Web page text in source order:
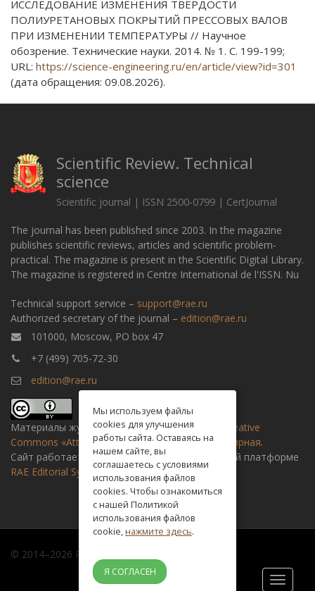
ИССЛЕДОВАНИЕ ИЗМЕНЕНИЯ ТВЕРДОСТИ
ПОЛИУРЕТАНОВЫХ ПОКРЫТИЙ ПРЕССОВЫХ ВАЛОВ
ПРИ ИЗМЕНЕНИИ ТЕМПЕРАТУРЫ // Научное
обозрение. Технические науки. 2014. № 1. С. 199-199;
URL: https://science-engineering.ru/en/article/view?id=301
(дата обращения: 09.08.2026).
Scientific Review. Technical
science
Scientific journal | ISSN 2500-0799 | CertJournal
The journal has been published since 2003. In the magazine
publishes scientific reviews, articles and scientific problem-
practical. The magazine is present in the Scientific Digital Library.
The magazine is registered in Centre International de l'ISSN. Nu
Technical support service – support@rae.ru
Authorized secretary of the journal – edition@rae.ru
101000, Moscow, PO box 47
+7 (499) 705-72-30
edition@rae.ru
Материалы журнала доступны полицензии Creative
Commons «Attribution» («Атрибуция») 4.0 Всемирная.
Сайт работает на универсальной издательской платформе
RAE Editorial System
© 2014–2026 Russian academy of natural history
Toggle
Мы используем файлы
cookies для улучшения
работы сайта. Оставаясь на
нашем сайте, вы
соглашаетесь с условиями
использования файлов
cookies. Чтобы ознакомиться
с нашей Политикой
использования файлов
cookie,нажмите здесь.
Я СОГЛАСЕН